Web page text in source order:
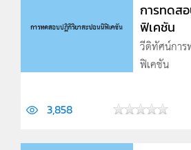
การทดส
ฟิเคชัน
วีดิทัศน์กา
ฟิเคชัน
3,858